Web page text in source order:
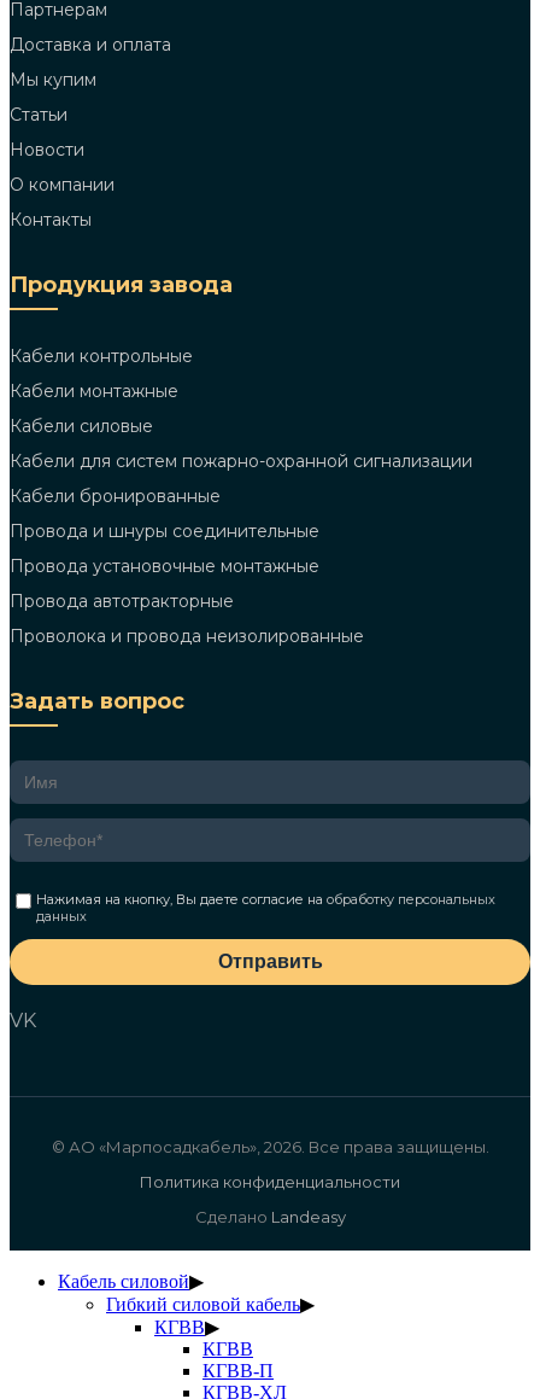
Партнерам
Доставка и оплата
Мы купим
Статьи
Новости
О компании
Контакты
Продукция завода
Кабели контрольные
Кабели монтажные
Кабели силовые
Кабели для систем пожарно-охранной сигнализации
Кабели бронированные
Провода и шнуры соединительные
Провода установочные монтажные
Провода автотракторные
Проволока и провода неизолированные
Задать вопрос
Нажимая на кнопку, Вы даете согласие наобработку персональных
данных
Отправить
VK
© АО «Марпосадкабель», 2026. Все права защищены.
Политика конфиденциальности
Сделано Landeasy
Кабель силовой▶
Гибкий силовой кабель▶
КГВВ▶
КГВВ
КГВВ-П
КГВВ-ХЛ